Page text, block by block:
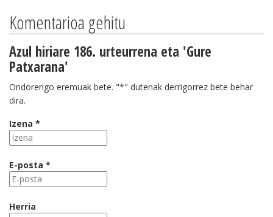
Komentarioa gehitu
Azul hiriare 186. urteurrena eta 'Gure
Patxarana'
Ondorengo eremuak bete. "*" dutenak derrigorrez bete behar
dira.
Izena *
E-posta *
Herria